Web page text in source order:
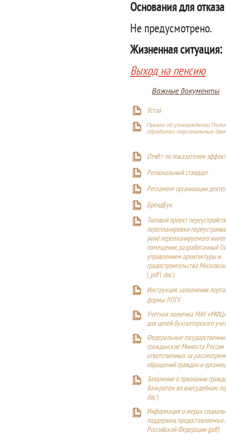
Основания для
Не предусмотрено.
Жизненная ситуация:
Выход на пенсию
Важные документы
Устав
Приказ об утверждении
обработки персональных
Отчёт по показателям
Региональный стандарт
Регламент организации
БрендБук
Типовой проект
перепланировки
(или) перепланируемого
помещения, разработанный
управлением архитектуры и
градостроительства
(pdf| doc)
Инструкция заполнения
формы РПГУ
Учетная политика МАУ
для целей бухгалтерского
Федеральные
гражданские Минюста России
ответственных за
обращений граждан и
Заявление о признании
банкротом во внесудебном
doc)
Информация о мерах
поддержки,
Российской Федерации (pdf)